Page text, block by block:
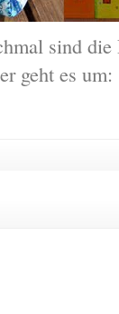
sind die
geht es um: